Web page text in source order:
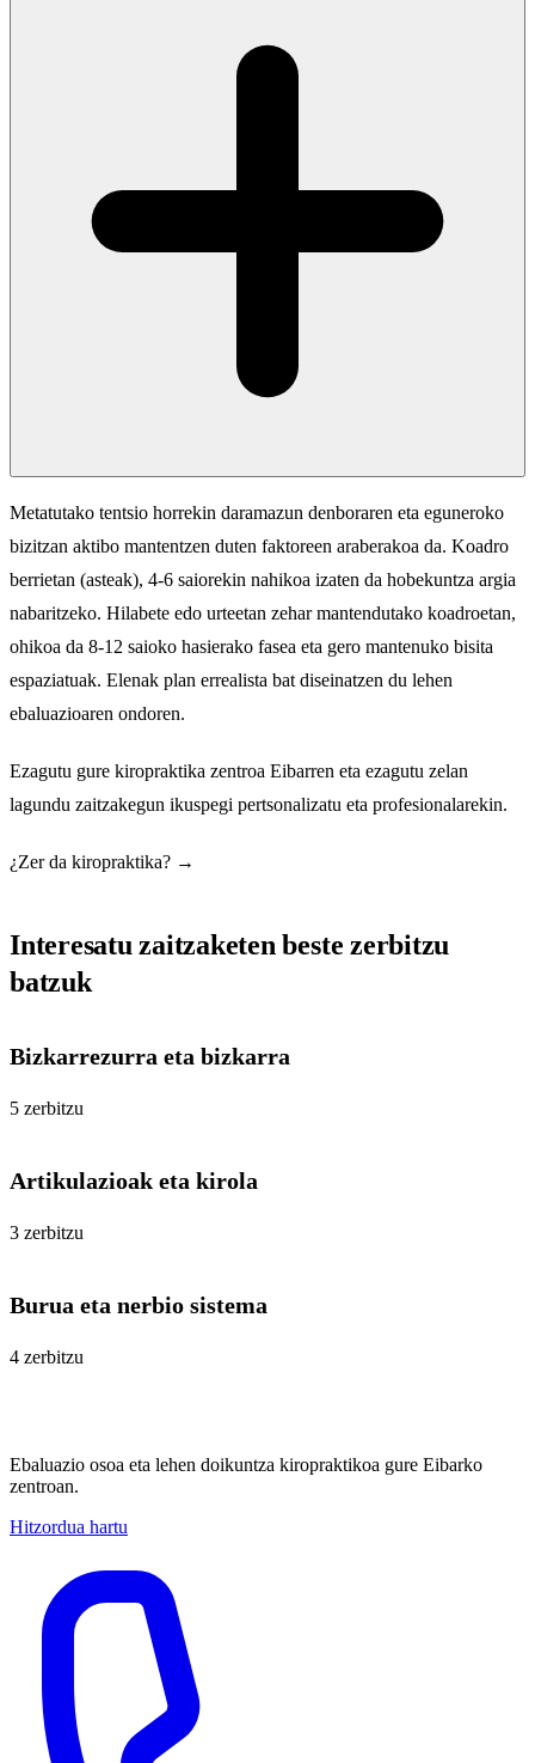
Metatutako tentsio horrekin daramazun denboraren eta eguneroko
bizitzan aktibo mantentzen duten faktoreen araberakoa da. Koadro
berrietan (asteak), 4-6 saiorekin nahikoa izaten da hobekuntza argia
nabaritzeko. Hilabete edo urteetan zehar mantendutako koadroetan,
ohikoa da 8-12 saioko hasierako fasea eta gero mantenuko bisita
espaziatuak. Elenak plan errealista bat diseinatzen du lehen
ebaluazioaren ondoren.
Ezagutu gure kiropraktika zentroa Eibarren eta ezagutu zelan
lagundu zaitzakegun ikuspegi pertsonalizatu eta profesionalarekin.
¿Zer da kiropraktika? →
Interesatu zaitzaketen beste zerbitzu
batzuk
Bizkarrezurra eta bizkarra
5 zerbitzu
Artikulazioak eta kirola
3 zerbitzu
Burua eta nerbio sistema
4 zerbitzu
Ebaluazio osoa eta lehen doikuntza kiropraktikoa gure Eibarko
zentroan.
Hitzordua hartu